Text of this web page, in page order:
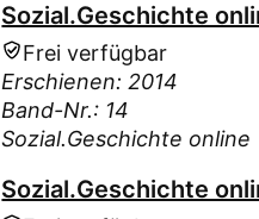
Sozial.Geschichte
Frei verfügbar
Erschienen: 2014
Band-Nr.: 14
Sozial.Geschichte online
Sozial.Geschichte